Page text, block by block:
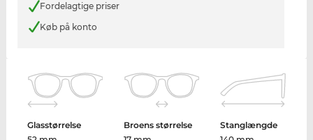
Fordelagtige priser
Køb på konto
Glasstørrelse
Broens størrelse
Stanglængde